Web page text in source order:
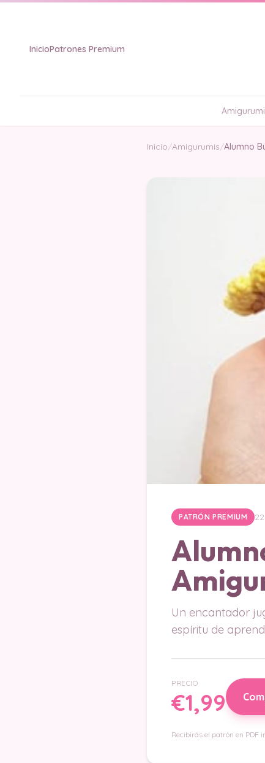
InicioPatrones Premium
Inicio/Amigurumis/Alumno
PATRÓN PREMIUM
Un encantador
espíritu de
PRECIO
€1,99
Recibirás el patrón en PDF